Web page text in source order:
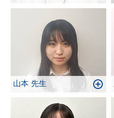
山本 先生